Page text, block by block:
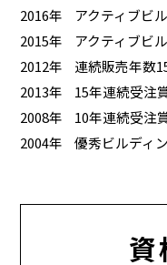
2016年
アクティブビ
2015年
アクティブビ
2012年
連続販売年数
2013年
15年連続受注
2008年
10年連続受注
2004年
優秀ビルディ
資